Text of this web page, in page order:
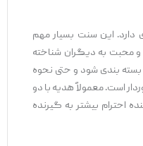
این سنت بسیار مهم
محبت به دیگران شناخته
بندی شود و حتی نحوه
است. معمولاً هدیه با دو
بیشتر به گیرنده